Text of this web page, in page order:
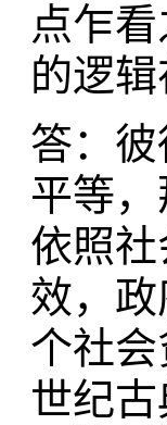
点乍
的逻
答：
平等
依照
效，
个社
世纪